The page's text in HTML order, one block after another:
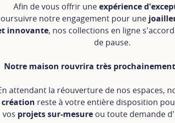
Afin de vous offrir uneexpérience
notre engagement pour une
innovante, nos collections en ligne
de pause.
Notre maison rouvrira très
attendant la réouverture de nos espaces,
création reste à votre entière disposition
vos projets sur-mesure ou toute demande